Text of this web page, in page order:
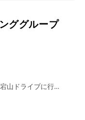
ググループ
山ドライブに行…